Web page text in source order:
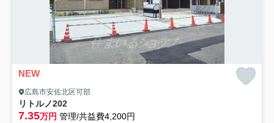
NEW
広島市安佐北区可部
リトルノ202
7.35万円 管理/共益費4,200円